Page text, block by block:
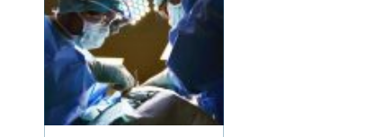
arbetsplatsanalyser och
hållb...